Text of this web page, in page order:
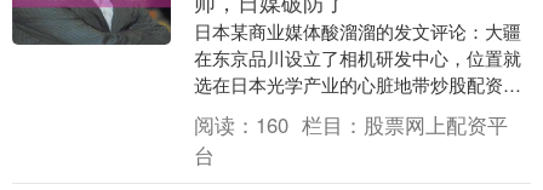
日本某商业媒体酸溜溜的发文评论：大疆
在东京品川设立了相机研发中心，位置就
选在日本光学产业的心脏地带炒股配资平
台哪，离索尼总部只有几步路。而且大疆
开出的年薪150....
阅读： 160 栏目： 股票网上配资平
台